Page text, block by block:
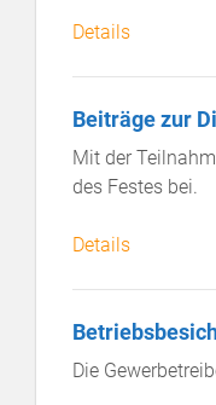
Details
Beiträge zur
Mit der
des Festes bei.
Details
Die